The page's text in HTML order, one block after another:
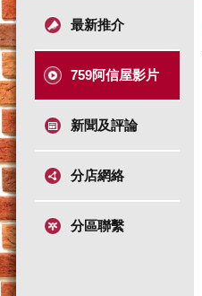
最新推介
759阿信屋影片
新聞及評論
分店網絡
分區聯繫